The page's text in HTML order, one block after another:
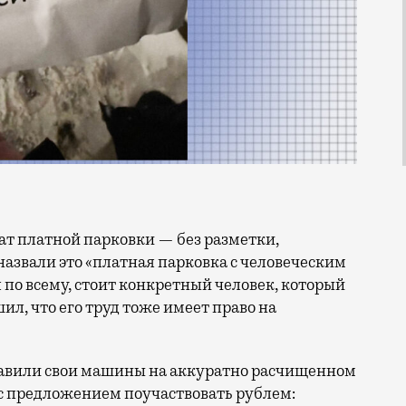
это «платная парковка с человеческим
всему, стоит конкретный человек, который
что его труд тоже имеет право на
свои машины на аккуратно расчищенном
предложением поучаствовать рублем: